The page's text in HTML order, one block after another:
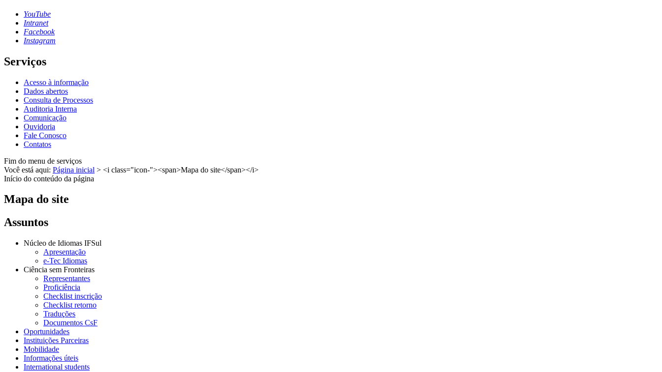
YouTube
Intranet
Facebook
Instagram
Serviços
Acesso à informação
Dados abertos
Consulta de Processos
Auditoria Interna
Comunicação
Ouvidoria
Fale Conosco
Contatos
Fim do menu de serviços
Você está aqui: Página inicial > <i class="icon-"><span>Mapa do site</span></i>
Início do conteúdo da página
Mapa do site
Assuntos
Núcleo de Idiomas IFSul
Apresentação
e-Tec Idiomas
Ciência sem Fronteiras
Representantes
Proficiência
Checklist inscrição
Checklist retorno
Traduções
Documentos CsF
Oportunidades
Instituições Parceiras
Mobilidade
Informações úteis
International students